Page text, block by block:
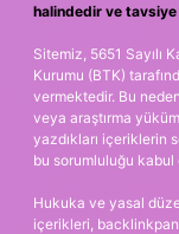
halindedir ve
Sitemiz, 5651 Sayılı
Kurumu (BTK)
vermektedir. Bu
veya araştırma
yazdıkları içeriklerin
bu sorumluluğu kabul
Hukuka ve yasal
içerikleri,